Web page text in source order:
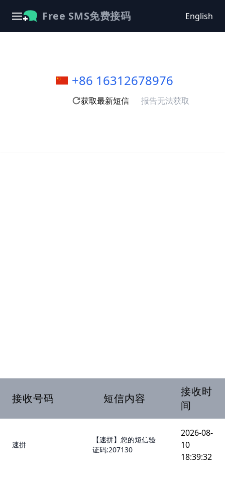
Free SMS免费接码 English
+86 16312678976
获取最新短信 报告无法获取
接收号码 短信内容
接收时
间
速拼
【速拼】您的短信验
证码:207130
2026-08-
10
18:39:32